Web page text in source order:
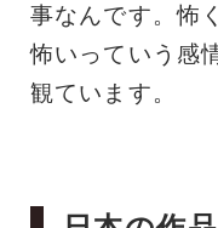
事なんです。怖
怖いっていう感
観ています。